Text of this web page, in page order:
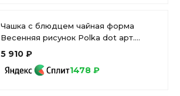
Чашка с блюдцем чайная форма
Весенняя рисунок Polka dot арт.
81.28727.00.1
5 910 ₽
1478 ₽